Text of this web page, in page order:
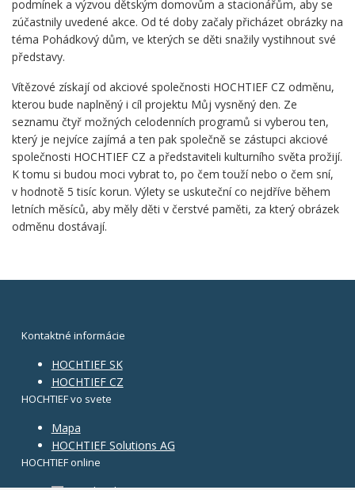
podmínek a výzvou dětským domovům a stacionářům, aby se
zúčastnily uvedené akce. Od té doby začaly přicházet obrázky na
téma Pohádkový dům, ve kterých se děti snažily vystihnout své
představy.
Vítězové získají od akciové společnosti HOCHTIEF CZ odměnu,
kterou bude naplněný i cíl projektu Můj vysněný den. Ze
seznamu čtyř možných celodenních programů si vyberou ten,
který je nejvíce zajímá a ten pak společně se zástupci akciové
společnosti HOCHTIEF CZ a představiteli kulturního světa prožijí.
K tomu si budou moci vybrat to, po čem touží nebo o čem sní,
v hodnotě 5 tisíc korun. Výlety se uskuteční co nejdříve během
letních měsíců, aby měly děti v čerstvé paměti, za který obrázek
odměnu dostávají.
Kontaktné informácie
HOCHTIEF SK
HOCHTIEF CZ
HOCHTIEF vo svete
Mapa
HOCHTIEF Solutions AG
HOCHTIEF online